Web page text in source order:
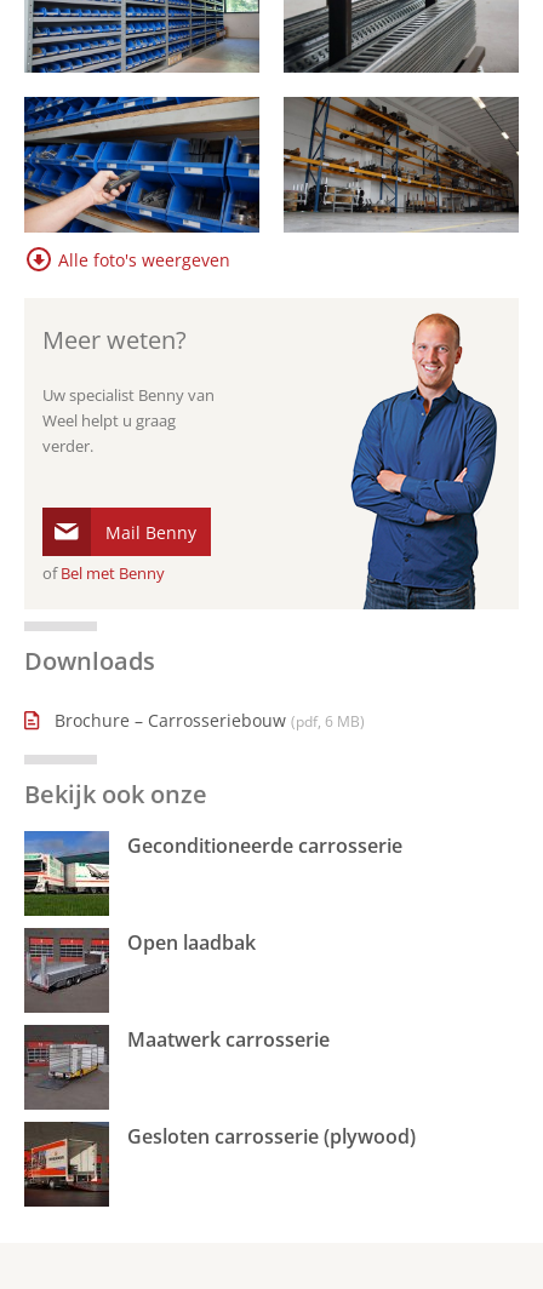
Alle foto's weergeven
Meer weten?
Uw specialist Benny van
Weel helpt u graag
verder.
Mail Benny
of Bel met Benny
Downloads
Brochure – Carrosseriebouw (pdf, 6 MB)
Bekijk ook onze
Geconditioneerde carrosserie
Open laadbak
Maatwerk carrosserie
Gesloten carrosserie (plywood)